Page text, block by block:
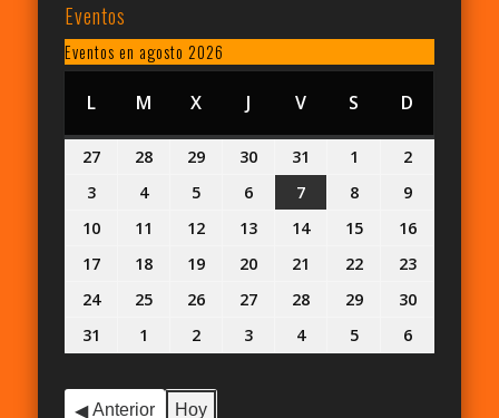
Eventos
Eventos en agosto 2026
LLUNES
M MARTES
XMIÉRCOLES
J JUEVES
VVIERNES
S SÁBADO
D
27 28 29 30
julio,
2026
31
julio,
2026
1
agosto,
22
3
agosto,
44
agosto,
5
agosto,
6
agosto,
7
agosto,
88
agosto,
99
agosto,
10
agosto,
11
agosto,
12
agosto,
13
agosto,
1414
agosto,
1515
agosto,
1616
17
agosto,
18
agosto,
19
agosto,
20
agosto,
21
agosto,
2222
agosto,
2323
2424
agosto,
2026
25
agosto,
2026
26
agosto,
2026
27
agosto,
2026
28
agosto,
2026
2929
agosto,
2026
3030
2026
31
agosto,
2026
1
septiembre,
2026
2
septiembre,
2026
3
septiembre,
44
septiembre,
55
septiembre,
66
Anterior Hoy